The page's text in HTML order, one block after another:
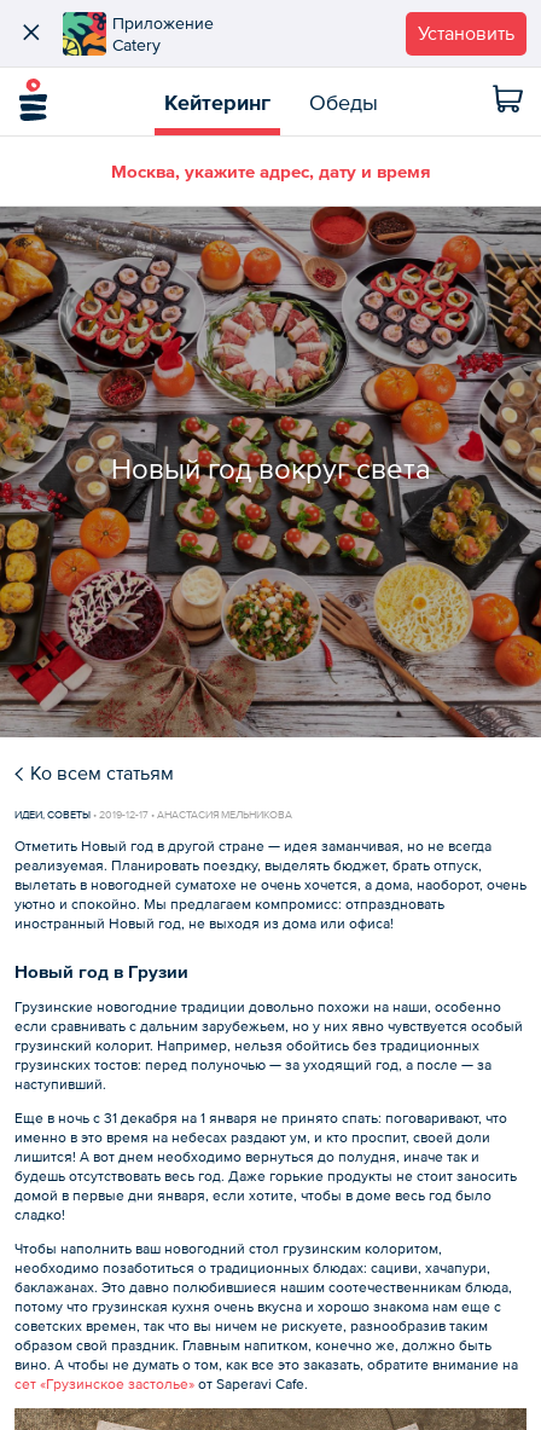
Приложение
Catery
Установить
Кейтеринг Обеды
Москва, укажите адрес, дату и время
Новый год вокруг света
Ко всем статьям
ИДЕИ, СОВЕТЫ • 2019-12-17 • АНАСТАСИЯ МЕЛЬНИКОВА
Отметить Новый год в другой стране — идея заманчивая, но не всегда
реализуемая. Планировать поездку, выделять бюджет, брать отпуск,
вылетать в новогодней суматохе не очень хочется, а дома, наоборот, очень
уютно и спокойно. Мы предлагаем компромисс: отпраздновать
иностранный Новый год, не выходя из дома или офиса!
Новый год в Грузии
Грузинские новогодние традиции довольно похожи на наши, особенно
если сравнивать с дальним зарубежьем, но у них явно чувствуется особый
грузинский колорит. Например, нельзя обойтись без традиционных
грузинских тостов: перед полуночью — за уходящий год, а после — за
наступивший.
Еще в ночь с 31 декабря на 1 января не принято спать: поговаривают, что
именно в это время на небесах раздают ум, и кто проспит, своей доли
лишится! А вот днем необходимо вернуться до полудня, иначе так и
будешь отсутствовать весь год. Даже горькие продукты не стоит заносить
домой в первые дни января, если хотите, чтобы в доме весь год было
сладко!
Чтобы наполнить ваш новогодний стол грузинским колоритом,
необходимо позаботиться о традиционных блюдах: сациви, хачапури,
баклажанах. Это давно полюбившиеся нашим соотечественникам блюда,
потому что грузинская кухня очень вкусна и хорошо знакома нам еще с
советских времен, так что вы ничем не рискуете, разнообразив таким
образом свой праздник. Главным напитком, конечно же, должно быть
вино. А чтобы не думать о том, как все это заказать, обратите внимание на
сет «Грузинское застолье» от Saperavi Cafe.